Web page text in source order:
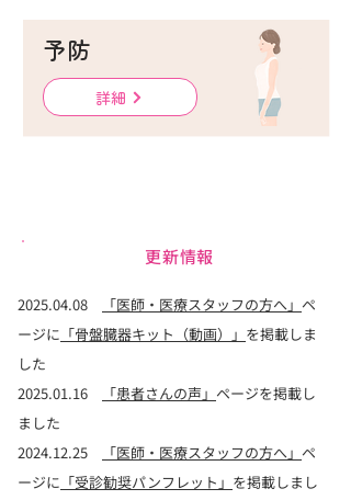
予防
詳細
更新情報
2025.04.08 「医師・医療スタッフの方へ」 ペ
ージに 「骨盤臓器キット（動画）」 を掲載しま
した
2025.01.16
「患者さんの声」 ページを掲載し
ました
2024.12.25
「医師・医療スタッフの方へ」 ペ
ージに 「受診勧奨パンフレット」 を掲載しまし